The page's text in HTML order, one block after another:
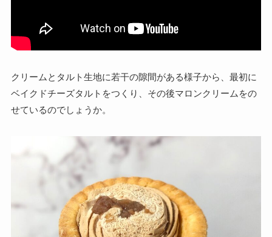
クリームとタルト生地に若干の隙間がある様子から、最初に
ベイクドチーズタルトをつくり、その後マロンクリームをの
せているのでしょうか。